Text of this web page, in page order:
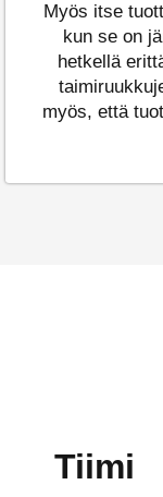
Myös itse
kun se on
hetkellä
myös, että
Tiimi